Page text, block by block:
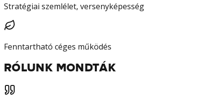
Stratégiai szemlélet, versenyképesség
Fenntartható céges működés
RÓLUNK MONDTÁK